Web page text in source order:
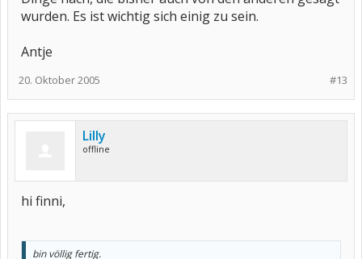
wurden. Es ist wichtig sich einig zu sein.
Antje
#13
20. Oktober 2005
Lilly
offline
hi finni,
bin völlig fertig.